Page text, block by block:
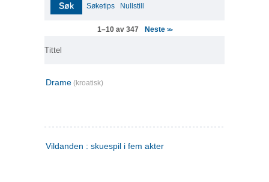
Søk Søketips Nullstill
1–10 av 347 Neste >>
Tittel
Drame (kroatisk)
Vildanden : skuespil i fem akter